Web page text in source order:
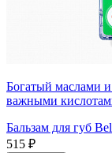
Богатый маслами и
важными
Бальзам для губ
515 ₽